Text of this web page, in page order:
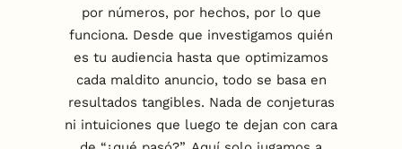
por números, por hechos, por lo que
funciona. Desde que investigamos quién
es tu audiencia hasta que optimizamos
cada maldito anuncio, todo se basa en
resultados tangibles. Nada de conjeturas
ni intuiciones que luego te dejan con cara